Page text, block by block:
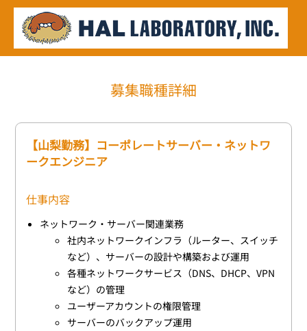
募集職種詳細
【山梨勤務】コーポレートサーバー・ネットワ
ークエンジニア
仕事内容
ネットワーク・サーバー関連業務
社内ネットワークインフラ（ルーター、スイッチ
など）、サーバーの設計や構築および運用
各種ネットワークサービス（DNS、DHCP、VPN
など）の管理
ユーザーアカウントの権限管理
サーバーのバックアップ運用